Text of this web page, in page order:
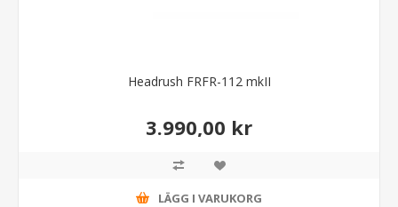
Headrush FRFR-112 mkII
3.990,00 kr
LÄGG I VARUKORG